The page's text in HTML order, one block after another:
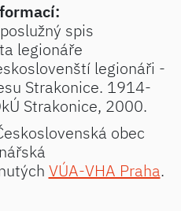
spis
legionáře
legionáři -
Strakonice. 1914-
Strakonice, 2000.
obec
VÚA-VHA Praha.